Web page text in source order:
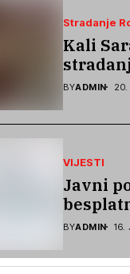
Stradanje
Kali
borbi
BYADMIN 20.
VIJESTI
Javni
BYADMIN 16.